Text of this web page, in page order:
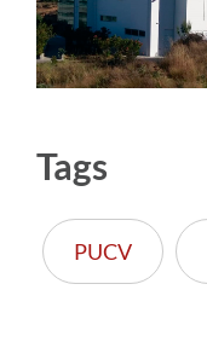
Tags
PUCV